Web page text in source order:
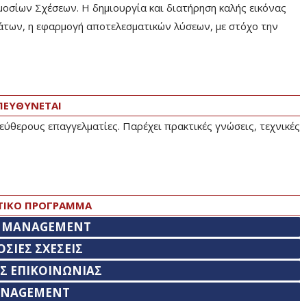
Σχέσεων. Η δημιουργία και διατήρηση καλής εικόνας
η εφαρμογή αποτελεσματικών λύσεων, με στόχο την
επαγγελματίες. Παρέχει πρακτικές γνώσεις, τεχνικές
ΠΡΟΓΡΑΜΜΑ
MANAGEMENT
ΣΧΕΣΕΙΣ
ΕΠΙΚΟΙΝΩΝΙΑΣ